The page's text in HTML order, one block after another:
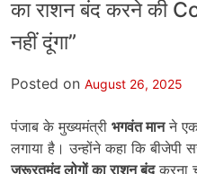
का राशन बंद करने की
नहीं दूंगा”
Posted on August 26, 2025
पंजाब के मुख्यमंत्री भगवंत मानने एक
लगाया है। उन्होंने कहा कि बीजेपी
जरूरतमंद लोगों का राशन बंदकरना